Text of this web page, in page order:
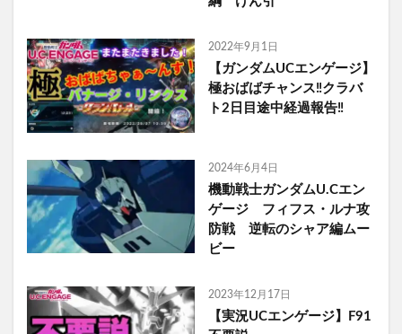
2022年9月1日
【ガンダムUCエンゲージ】
極おばばチャンス‼️クラバ
ト2日目途中経過報告‼️
2024年6月4日
機動戦士ガンダムU.Cエン
ゲージ フィフス・ルナ攻
防戦 逆転のシャア編ムー
ビー
2023年12月17日
【実況UCエンゲージ】F91